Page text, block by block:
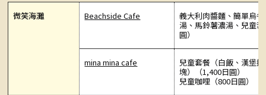
微笑海灘 Beachside Cafe
義大利肉醬麵、簡單烏
湯、馬鈴薯濃湯、兒童
圓）
mina mina cafe
兒童套餐（白飯、漢堡
塊）（1,400日圓）
兒童咖哩（800日圓）